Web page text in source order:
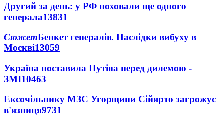
Другий за день: у РФ поховали ще одного
генерала13831
СюжетБенкет генералів. Наслідки вибуху в
Москві13059
Україна поставила Путіна перед дилемою -
ЗМІ10463
Ексочільнику МЗС Угорщини Сійярто загрожує
в'язниця9731